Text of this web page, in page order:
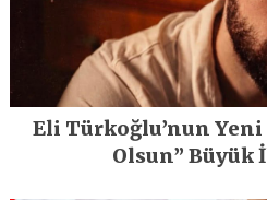
Eli Türkoğlu’nun Yeni
Olsun” Büyük